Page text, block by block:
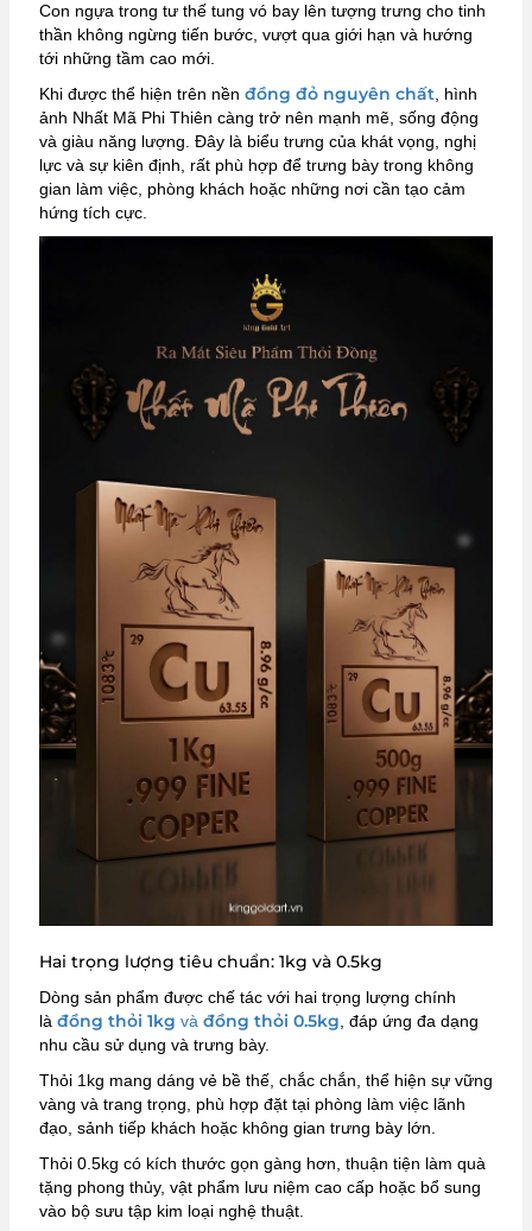
Con ngựa trong tư thế tung vó bay lên tượng trưng cho tinh
thần không ngừng tiến bước, vượt qua giới hạn và hướng
tới những tầm cao mới.
Khi được thể hiện trên nền đồng đỏ nguyên chất , hình
ảnh Nhất Mã Phi Thiên càng trở nên mạnh mẽ, sống động
và giàu năng lượng. Đây là biểu trưng của khát vọng, nghị
lực và sự kiên định, rất phù hợp để trưng bày trong không
gian làm việc, phòng khách hoặc những nơi cần tạo cảm
hứng tích cực.
Hai trọng lượng tiêu chuẩn: 1kg và 0.5kg
Dòng sản phẩm được chế tác với hai trọng lượng chính
là đồng thỏi 1kg và đồng thỏi 0.5kg , đáp ứng đa dạng
nhu cầu sử dụng và trưng bày.
Thỏi 1kg mang dáng vẻ bề thế, chắc chắn, thể hiện sự vững
vàng và trang trọng, phù hợp đặt tại phòng làm việc lãnh
đạo, sảnh tiếp khách hoặc không gian trưng bày lớn.
Thỏi 0.5kg có kích thước gọn gàng hơn, thuận tiện làm quà
tặng phong thủy, vật phẩm lưu niệm cao cấp hoặc bổ sung
vào bộ sưu tập kim loại nghệ thuật.